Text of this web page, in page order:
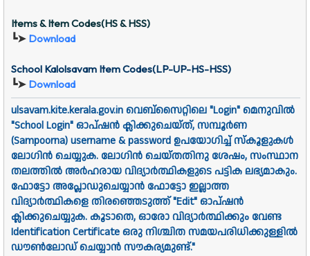
Items & Item Codes(HS & HSS)
┗➤ Download
School Kalolsavam Item Codes(LP-UP-HS-HSS)
┗➤ Download
ulsavam.kite.kerala.gov.in വെബ്സൈറ്റിലെ "Login" മെനുവിൽ
"School Login" ഓപ്ഷൻ ക്ലിക്കുചെയ്ത്, സമ്പൂർണ
(Sampoorna) username & password ഉപയോഗിച്ച് സ്കൂളുകൾ
ലോഗിൻ ചെയ്യുക. ലോഗിൻ ചെയ്തതിനു ശേഷം, സംസ്ഥാന
തലത്തിൽ അർഹരായ വിദ്യാർത്ഥികളുടെ പട്ടിക ലഭ്യമാകും.
ഫോട്ടോ അപ്ലോഡുചെയ്യാൻ ഫോട്ടോ ഇല്ലാത്ത
വിദ്യാർത്ഥികളെ തിരഞ്ഞെടുത്ത് "Edit" ഓപ്ഷൻ
ക്ലിക്കുചെയ്യുക. കൂടാതെ, ഓരോ വിദ്യാർത്ഥിക്കും വേണ്ട
Identification Certificate ഒരു നിശ്ചിത സമയപരിധിക്കുള്ളിൽ
ഡൗൺലോഡ് ചെയ്യാൻ സൗകര്യമുണ്ട്."